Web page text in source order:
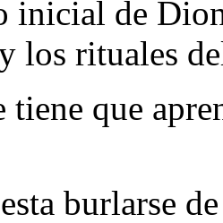
inicial de
los rituales
tiene que
burlarse